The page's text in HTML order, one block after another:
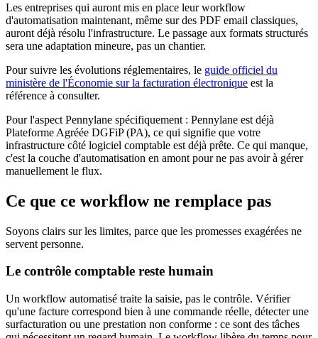
Les entreprises qui auront mis en place leur workflow
d'automatisation maintenant, même sur des PDF email classiques,
auront déjà résolu l'infrastructure. Le passage aux formats structurés
sera une adaptation mineure, pas un chantier.
Pour suivre les évolutions réglementaires, le guide officiel du
ministère de l'Économie sur la facturation électronique est la
référence à consulter.
Pour l'aspect Pennylane spécifiquement : Pennylane est déjà
Plateforme Agréée DGFiP (PA), ce qui signifie que votre
infrastructure côté logiciel comptable est déjà prête. Ce qui manque,
c'est la couche d'automatisation en amont pour ne pas avoir à gérer
manuellement le flux.
Ce que ce workflow ne remplace pas
Soyons clairs sur les limites, parce que les promesses exagérées ne
servent personne.
Le contrôle comptable reste humain
Un workflow automatisé traite la saisie, pas le contrôle. Vérifier
qu'une facture correspond bien à une commande réelle, détecter une
surfacturation ou une prestation non conforme : ce sont des tâches